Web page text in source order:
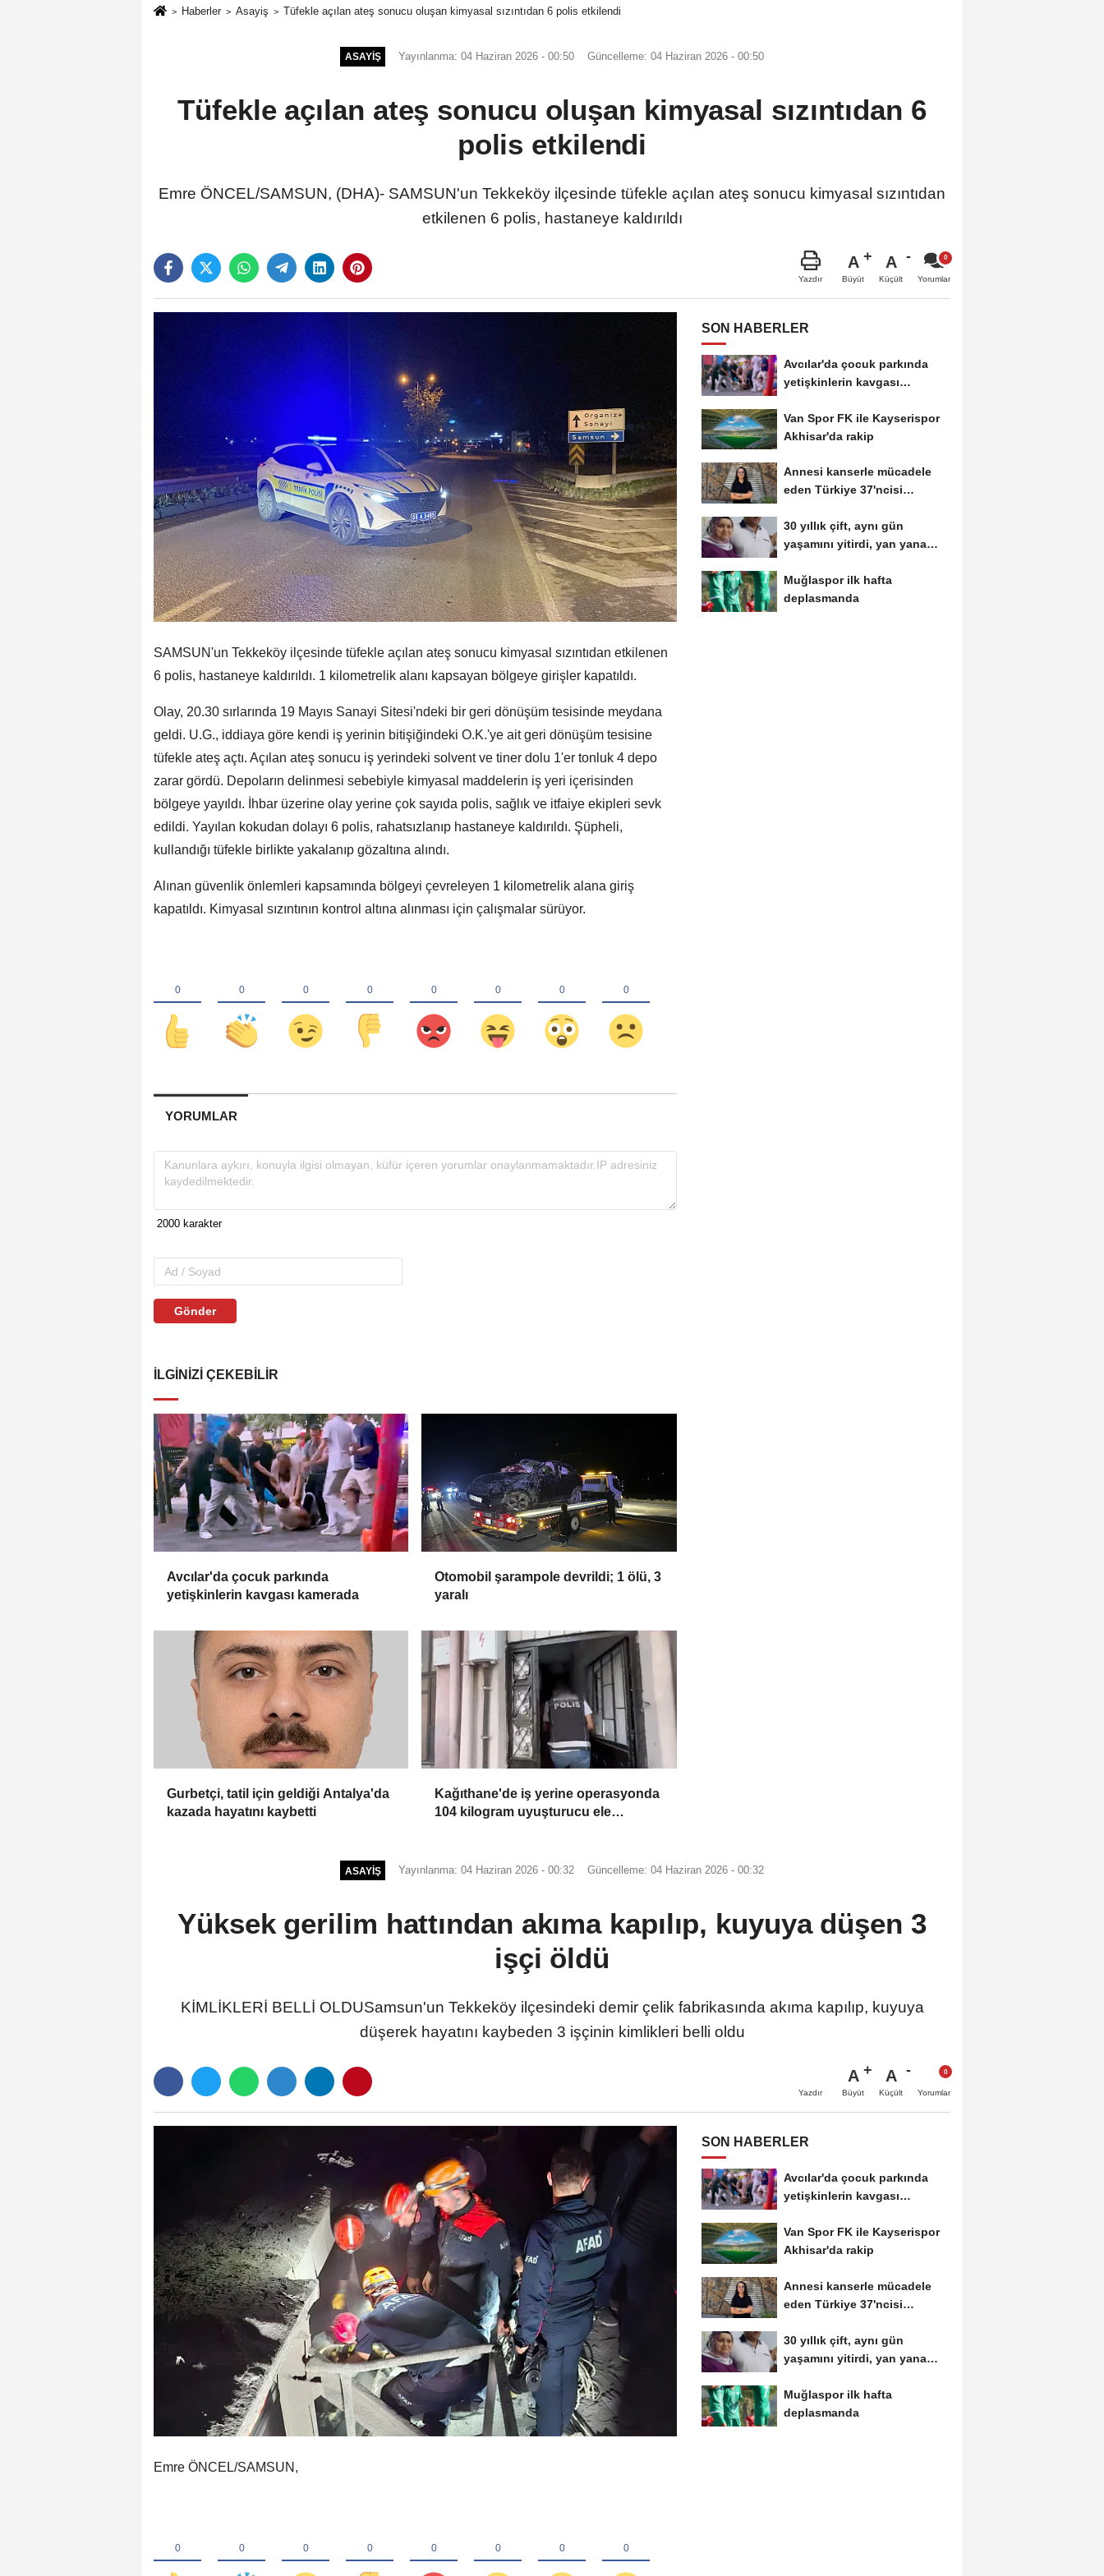
Haberler Asayiş Tüfekle açılan ateş sonucu oluşan kimyasal sızıntıdan 6 polis etkilendi
ASAYIŞ Yayınlanma: 04 Haziran 2026 - 00:50 Güncelleme: 04 Haziran 2026 - 00:50
Tüfekle açılan ateş sonucu oluşan kimyasal sızıntıdan 6
polis etkilendi
Emre ÖNCEL/SAMSUN, (DHA)- SAMSUN'un Tekkeköy ilçesinde tüfekle açılan ateş sonucu kimyasal sızıntıdan
etkilenen 6 polis, hastaneye kaldırıldı
Yazdır
A
Büyüt
A
Küçült Yorumlar
SAMSUN'un Tekkeköy ilçesinde tüfekle açılan ateş sonucu kimyasal sızıntıdan etkilenen
6 polis, hastaneye kaldırıldı. 1 kilometrelik alanı kapsayan bölgeye girişler kapatıldı.
Olay, 20.30 sırlarında 19 Mayıs Sanayi Sitesi'ndeki bir geri dönüşüm tesisinde meydana
geldi. U.G., iddiaya göre kendi iş yerinin bitişiğindeki O.K.'ye ait geri dönüşüm tesisine
tüfekle ateş açtı. Açılan ateş sonucu iş yerindeki solvent ve tiner dolu 1'er tonluk 4 depo
zarar gördü. Depoların delinmesi sebebiyle kimyasal maddelerin iş yeri içerisinden
bölgeye yayıldı. İhbar üzerine olay yerine çok sayıda polis, sağlık ve itfaiye ekipleri sevk
edildi. Yayılan kokudan dolayı 6 polis, rahatsızlanıp hastaneye kaldırıldı. Şüpheli,
kullandığı tüfekle birlikte yakalanıp gözaltına alındı.
Alınan güvenlik önlemleri kapsamında bölgeyi çevreleyen 1 kilometrelik alana giriş
kapatıldı. Kimyasal sızıntının kontrol altına alınması için çalışmalar sürüyor.
YORUMLAR
Gönder
İLGINIZI ÇEKEBILIR
Avcılar'da çocuk parkında
yetişkinlerin kavgası kamerada
Otomobil şarampole devrildi; 1 ölü, 3
yaralı
Gurbetçi, tatil için geldiği Antalya'da
kazada hayatını kaybetti
Kağıthane'de iş yerine operasyonda
104 kilogram uyuşturucu ele
SON HABERLER
Avcılar'da çocuk parkında
yetişkinlerin kavgası
Van Spor FK ile Kayserispor
Akhisar'da rakip
Annesi kanserle mücadele
eden Türkiye 37'ncisi
30 yıllık çift, aynı gün
yaşamını yitirdi, yan yana
Muğlaspor ilk hafta
deplasmanda
ASAYIŞ Yayınlanma: 04 Haziran 2026 - 00:32 Güncelleme: 04 Haziran 2026 - 00:32
Yüksek gerilim hattından akıma kapılıp, kuyuya düşen 3
işçi öldü
KİMLİKLERİ BELLİ OLDUSamsun'un Tekkeköy ilçesindeki demir çelik fabrikasında akıma kapılıp, kuyuya
düşerek hayatını kaybeden 3 işçinin kimlikleri belli oldu
Yazdır
A
Büyüt
A
Küçült Yorumlar
Emre ÖNCEL/SAMSUN,
SON HABERLER
Avcılar'da çocuk parkında
yetişkinlerin kavgası
Van Spor FK ile Kayserispor
Akhisar'da rakip
Annesi kanserle mücadele
eden Türkiye 37'ncisi
30 yıllık çift, aynı gün
yaşamını yitirdi, yan yana
Muğlaspor ilk hafta
deplasmanda